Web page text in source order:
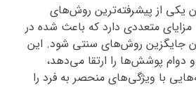
یکی از پیشرفته‌ترین روش‌های
متعددی دارد که باعث شده در
جایگزین روش‌های سنتی شود. این
دوام پوشش‌ها را ارتقا می‌دهد،
با ویژگی‌های منحصر به فرد را